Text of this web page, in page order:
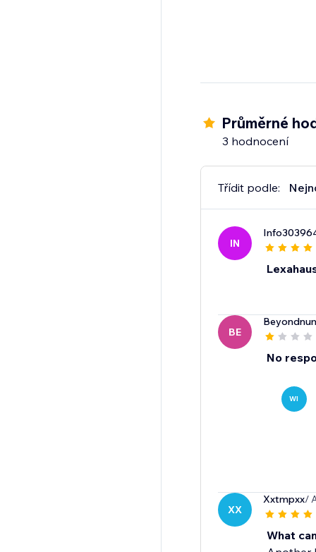
Průměrné
3 hodnocení
Třídit podle:
IN
BE
No
WI
XX
Xxtmpxx/
What